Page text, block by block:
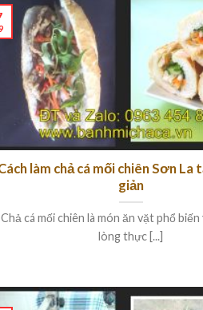
làm chả cá mối chiên Sơn La
giản
Chả cá mối chiên là món ăn vặt phổ
lòng thực [...]